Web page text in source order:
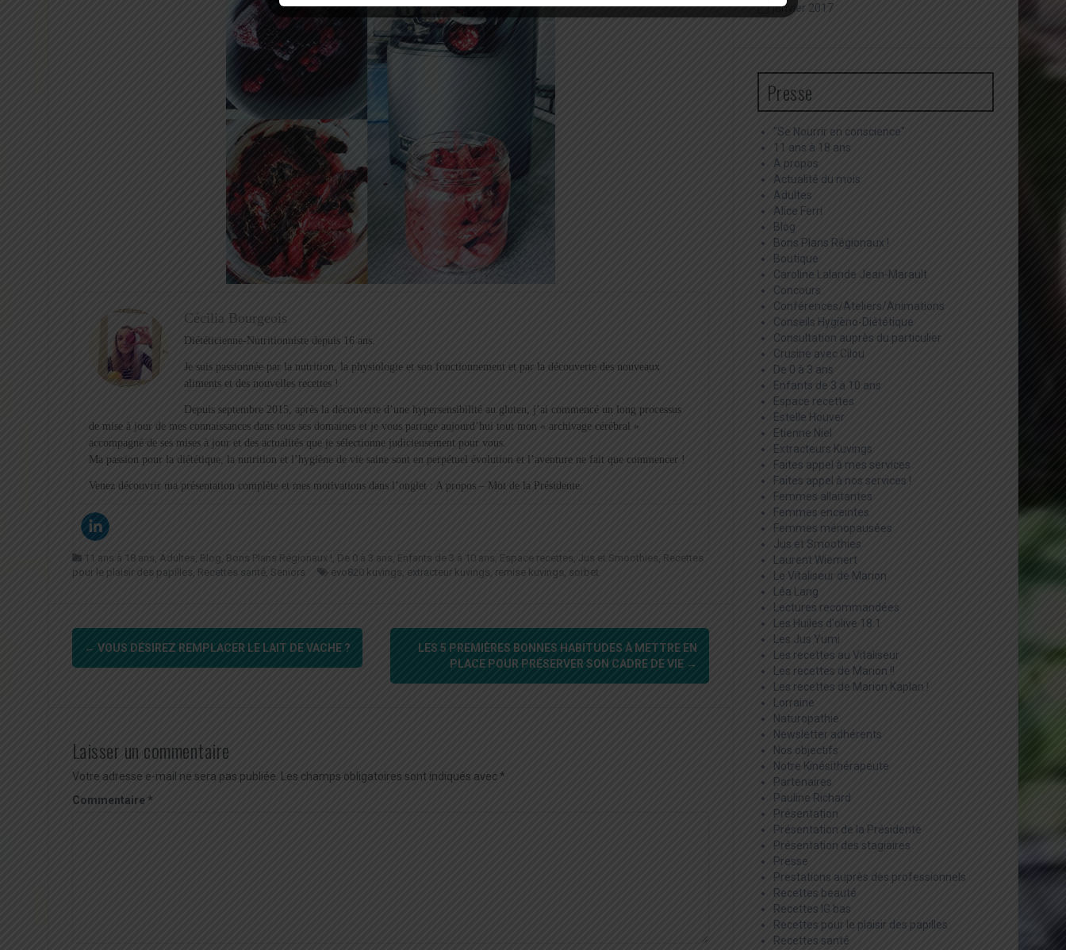
Cécilia Bourgeois
Diététicienne-Nutritionniste depuis 16 ans.
Je suis passionnée par la nutrition, la physiologie et son fonctionnement et par la découverte des nouveaux
aliments et des nouvelles recettes !
Depuis septembre 2015, après la découverte d’une hypersensibilité au gluten, j’ai commencé un long processus
de mise à jour de mes connaissances dans tous ses domaines et je vous partage aujourd’hui tout mon « archivage cérébral »
accompagné de ses mises à jour et des actualités que je sélectionne judicieusement pour vous.
Ma passion pour la diététique, la nutrition et l’hygiène de vie saine sont en perpétuel évolution et l’aventure ne fait que commencer !
Venez découvrir ma présentation complète et mes motivations dans l’onglet : A propos – Mot de la Présidente.
11 ans à 18 ans Adultes Blog , Bons Plans Régionaux !, De 0 à 3 ans Enfants de 3 à 10 ans Espace recettes, Jus et Smoothies , Recettes
pour le plaisir des papilles, Recettes santé, Seniors evo820 kuvings extracteur kuvings remise kuvings , sorbet
Navigation
d'article
← VOUS DÉSIREZ REMPLACER LE LAIT DE VACHE ?
LES 5 PREMIÈRES BONNES HABITUDES À METTRE EN
PLACE POUR PRÉSERVER SON CADRE DE VIE →
Laisser un commentaire
Votre adresse e-mail ne sera pas publiée. Les champs obligatoires sont indiqués avec*
Commentaire*
janvier 2017
Presse
"Se Nourrir en conscience"
11 ans à 18 ans
A propos
Actualité du mois
Adultes
Alice Ferri
Blog
Bons Plans Régionaux !
Boutique
Caroline Lalande Jean-Marault
Concours
Conférences/Ateliers/Animations
Conseils Hygièno-Diététique
Consultation auprès du particulier
Crusine avec Cilou
De 0 à 3 ans
Enfants de 3 à 10 ans
Espace recettes
Estelle Houver
Etienne Niel
Extracteurs Kuvings
Faites appel à mes services
Faites appel à nos services !
Femmes allaitantes
Femmes enceintes
Femmes ménopausées
Jus et Smoothies
Laurent Wiemert
Le Vitaliseur de Marion
Léa Lang
Lectures recommandées
Les Huiles d'olive 18:1
Les Jus Yumi
Les recettes au Vitaliseur
Les recettes de Marion !!
Les recettes de Marion Kaplan !
Lorraine
Naturopathie
Newsletter adhérents
Nos objectifs
Notre Kinésithérapeute
Partenaires
Pauline Richard
Présentation
Présentation de la Présidente
Présentation des stagiaires
Presse
Prestations auprès des professionnels
Recettes beauté
Recettes IG bas
Recettes pour le plaisir des papilles
Recettes santé